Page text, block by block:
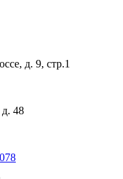
д. 9, стр.1
48